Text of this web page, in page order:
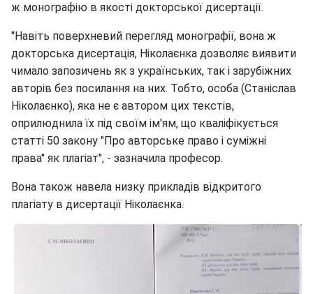
ж монографію в якості докторської дисертації.
"Навіть поверхневий перегляд монографії, вона ж
докторська дисертація, Ніколаєнка дозволяє виявити
чимало запозичень як з українських, так і зарубіжних
авторів без посилання на них. Тобто, особа (Станіслав
Ніколаєнко), яка не є автором цих текстів,
оприлюднила їх під своїм ім'ям, що кваліфікується
статті 50 закону "Про авторське право і суміжні
права" як плагіат", - зазначила професор.
Вона також навела низку прикладів відкритого
плагіату в дисертації Ніколаєнка.